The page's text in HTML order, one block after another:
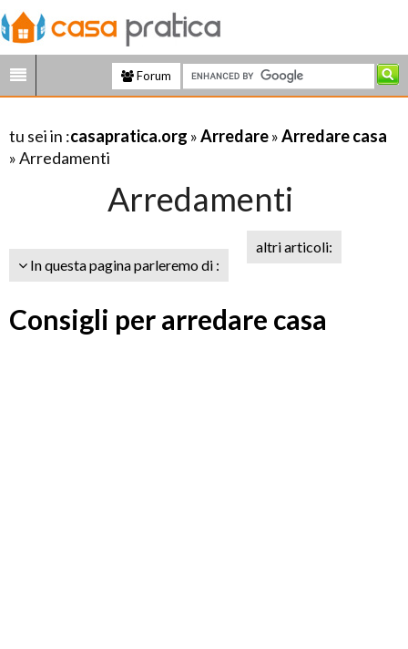
Forum
tu sei in :casapratica.org »Arredare»Arredare casa
» Arredamenti
Arredamenti
In questa pagina parleremo di :
altri articoli:
Consigli per arredare casa